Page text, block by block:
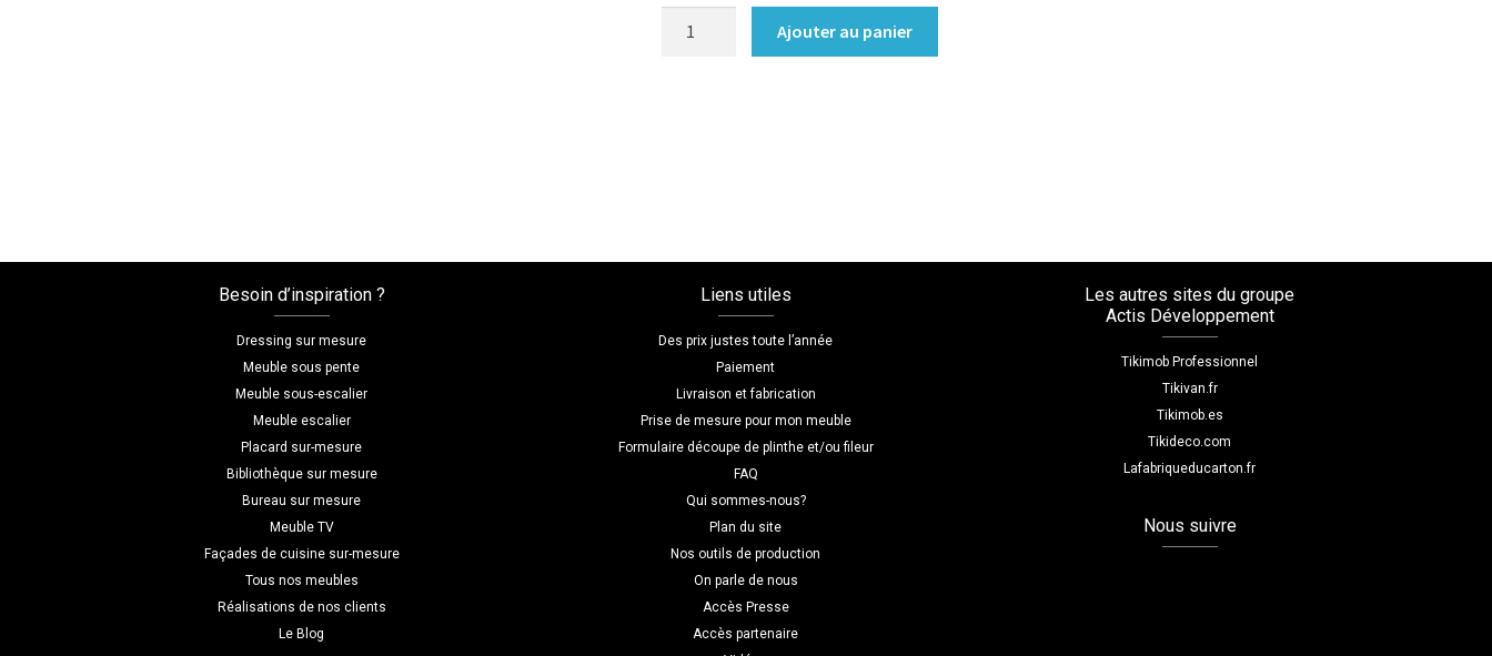
Ajouter au panier
Besoin d’inspiration ?
Dressing sur mesure
Meuble sous pente
Meuble sous-escalier
Meuble escalier
Placard sur-mesure
Bibliothèque sur mesure
Bureau sur mesure
Meuble TV
Façades de cuisine sur-mesure
Tous nos meubles
Réalisations de nos clients
Le Blog
Liens utiles
Des prix justes toute l’année
Paiement
Livraison et fabrication
Prise de mesure pour mon meuble
Formulaire découpe de plinthe et/ou fileur
FAQ
Qui sommes-nous?
Plan du site
Nos outils de production
On parle de nous
Accès Presse
Accès partenaire
Les autres sites du groupe
Actis Développement
Tikimob Professionnel
Tikivan.fr
Tikimob.es
Tikideco.com
Lafabriqueducarton.fr
Nous suivre